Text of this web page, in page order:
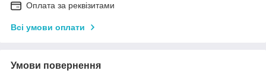
Оплата за реквізитами
Всі умови оплати
Умови повернення